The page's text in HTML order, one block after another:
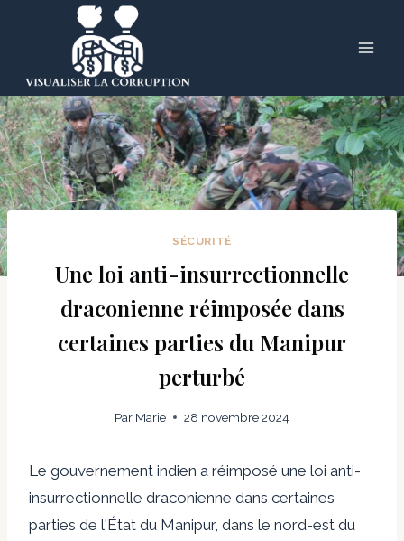
SÉCURITÉ
Une loi anti-insurrectionnelle
draconienne réimposée dans
certaines parties du Manipur
perturbé
Par Marie 28 novembre 2024
Le gouvernement indien a réimposé une loi anti-
insurrectionnelle draconienne dans certaines
parties de l'État du Manipur, dans le nord-est du